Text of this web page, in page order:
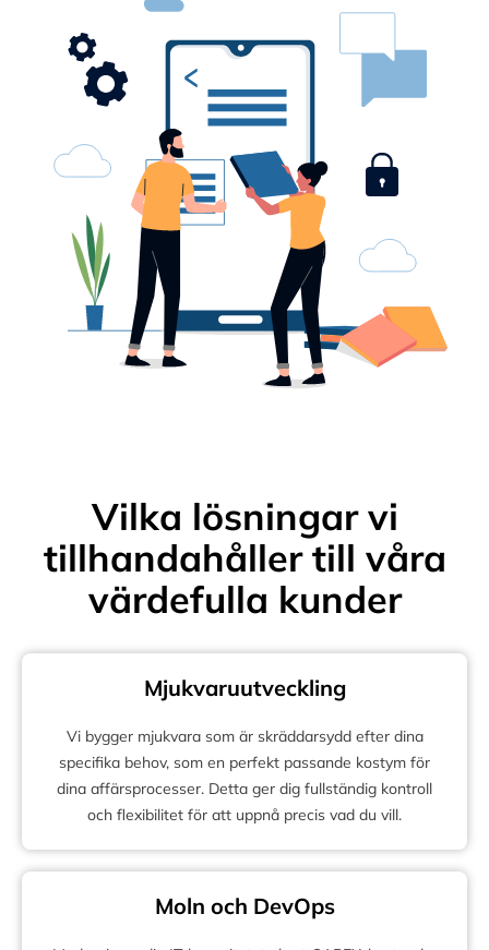
Vilka lösningar vi
tillhandahåller till våra
värdefulla kunder
Mjukvaruutveckling
Vi bygger mjukvara som är skräddarsydd efter dina
specifika behov, som en perfekt passande kostym för
dina affärsprocesser. Detta ger dig fullständig kontroll
och flexibilitet för att uppnå precis vad du vill.
Moln och DevOps